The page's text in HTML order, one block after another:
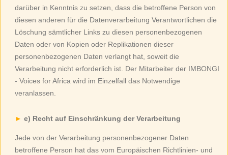
darüber in Kenntnis zu setzen, dass die betroffene Person von
diesen anderen für die Datenverarbeitung Verantwortlichen die
Löschung sämtlicher Links zu diesen personenbezogenen
Daten oder von Kopien oder Replikationen dieser
personenbezogenen Daten verlangt hat, soweit die
Verarbeitung nicht erforderlich ist. Der Mitarbeiter der IMBONGI
- Voices for Africa wird im Einzelfall das Notwendige
veranlassen.
e) Recht auf Einschränkung der Verarbeitung
Jede von der Verarbeitung personenbezogener Daten
betroffene Person hat das vom Europäischen Richtlinien- und